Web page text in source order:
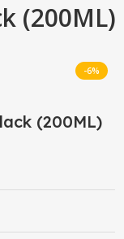
(200ML)
-6%
(200ML)